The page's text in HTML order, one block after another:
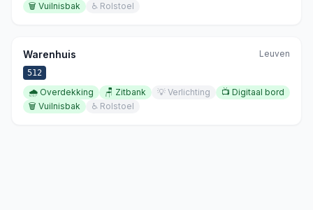
🗑️ Vuilnisbak ♿ Rolstoel
Warenhuis Leuven
512
🌧️ Overdekking 🪑 Zitbank 💡 Verlichting 📺 Digitaal bord
🗑️ Vuilnisbak ♿ Rolstoel